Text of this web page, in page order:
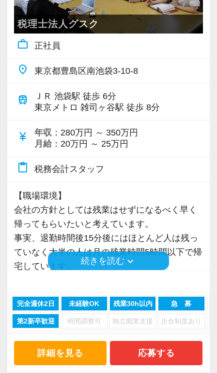
税理士法人グスク
work_outline 正社員
place 東京都豊島区南池袋3-10-8
train
ＪＲ 池袋駅 徒歩 6分
東京メトロ 雑司ヶ谷駅 徒歩 8分
currency_yen 年収 ：280万円 ～ 350万円
月給 ：20万円 ～ 25万円
content_paste 税務会計スタッフ
【職場環境】
会社の方針としては残業はせずになるべく早く
帰ってもらいたいと考えています。
事実、退勤時間後15分後にはほとんど人は残っ
ていなく大半の人は月の残業時間5時間以下で帰
宅しています。
お客様が全国にいるため、遠方のお客様を担当
する場合には飛行機や新幹線などで訪問して頂
土日祝日などを絡めて観光して頂いても構いま
せん。
続きを読む keyboard_arrow_down
完全週休2日 未経験OK 残業30h以内 急 募
第2新卒歓迎 時間調整可 独立開業支援 歩合制度あり
詳細を見る 応募する